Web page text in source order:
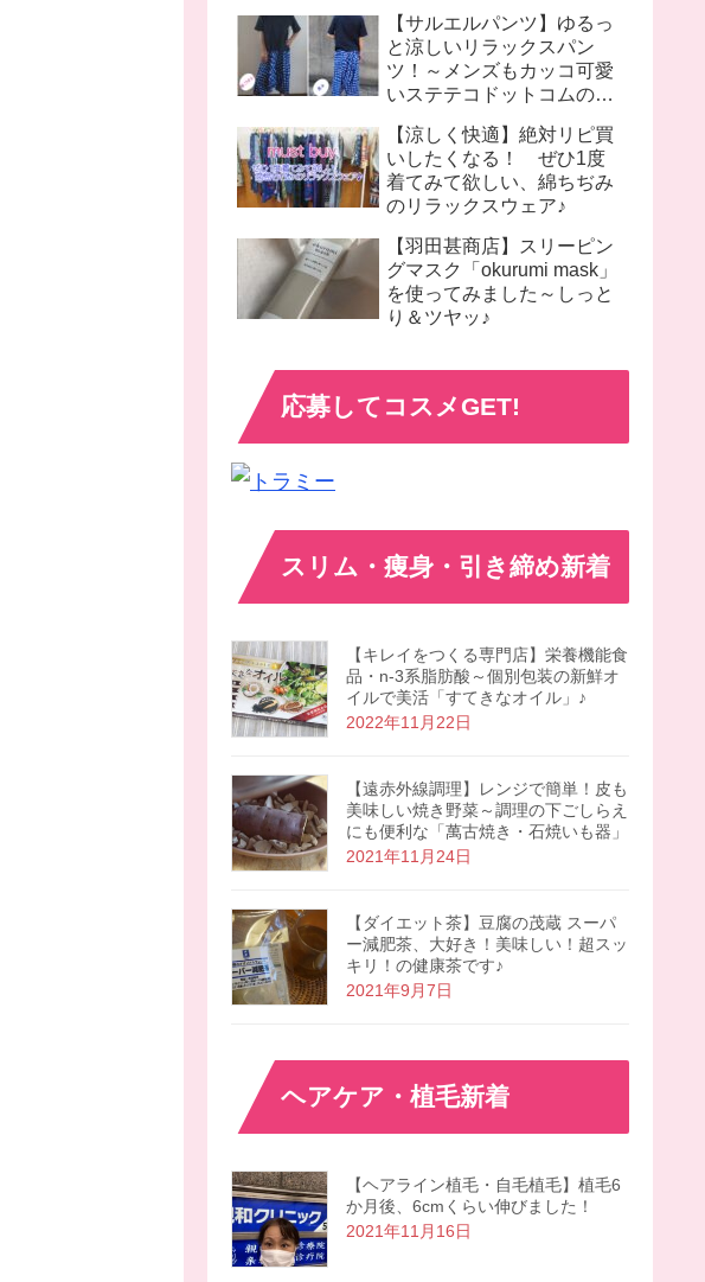
【サルエルパンツ】ゆるっ
と涼しいリラックスパン
ツ！～メンズもカッコ可愛
いステテコドットコムのモ
【涼しく快適】絶対リピ買
いしたくなる！ ぜひ1度
着てみて欲しい、綿ちぢみ
のリラックスウェア♪
【羽田甚商店】スリーピン
グマスク「okurumi mask」
を使ってみました～しっと
り＆ツヤッ♪
応募してコスメGET!
スリム・痩身・引き締め新着
【キレイをつくる専門店】栄養機能食
品・n-3系脂肪酸～個別包装の新鮮オ
イルで美活「すてきなオイル」♪
2022年11月22日
【遠赤外線調理】レンジで簡単！皮も
美味しい焼き野菜～調理の下ごしらえ
にも便利な「萬古焼き・石焼いも器」
2021年11月24日
【ダイエット茶】豆腐の茂蔵 スーパ
ー減肥茶、大好き！美味しい！超スッ
キリ！の健康茶です♪
2021年9月7日
ヘアケア・植毛新着
【ヘアライン植毛・自毛植毛】植毛6
か月後、6cmくらい伸びました！
2021年11月16日